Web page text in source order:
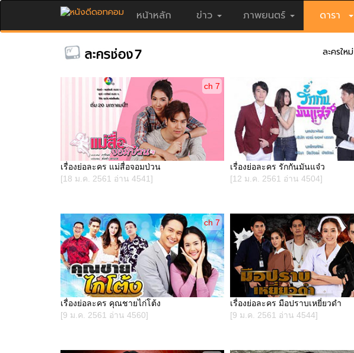
หน้าหลัก ข่าว ภาพยนตร์ ดารา
ละครใหม่
เรื่องย่อละคร แม่สื่อจอมป่วน
[18 ม.ค. 2561 อ่าน 4541]
ch 7
เรื่องย่อละคร รักกันมันแจ๋ว
[12 ม.ค. 2561 อ่าน 4504]
เรื่องย่อละคร คุณชายไก่โต้ง
[9 ม.ค. 2561 อ่าน 4560]
ch 7
เรื่องย่อละคร มือปราบเหยี่ยวดำ
[9 ม.ค. 2561 อ่าน 4544]